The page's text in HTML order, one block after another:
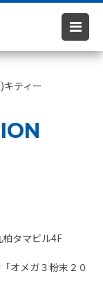
キティー
タマビル4F
オメガ３粉末２０